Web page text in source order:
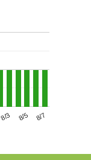
8/3 8/5 8/7